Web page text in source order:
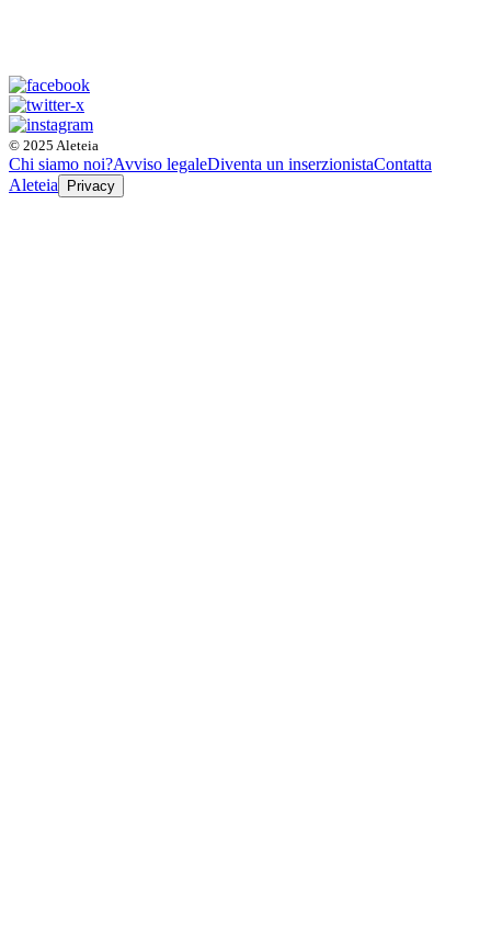
© 2025 Aleteia
Chi siamo noi?Avviso legaleDiventa un inserzionistaContatta
Aleteia
Privacy